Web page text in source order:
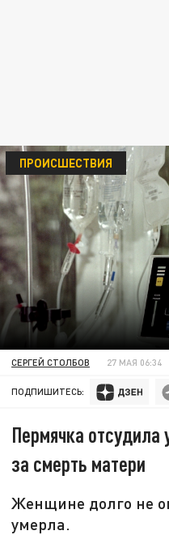
ПРОИСШЕСТВИЯ
СЕРГЕЙ СТОЛБОВ 27 МАЯ 06:34
ПОДПИШИТЕСЬ:
Пермячка отсудила
за смерть матери
Женщине долго не
умерла.